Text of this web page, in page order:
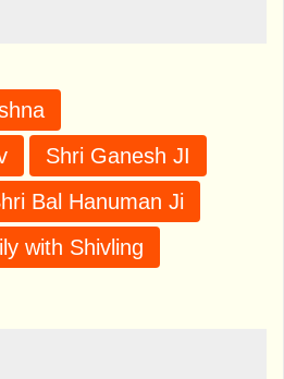
Shri Ganesh JI
Bal Hanuman Ji
with Shivling